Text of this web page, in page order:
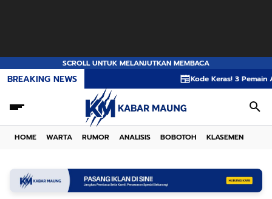
SCROLL UNTUK MELANJUTKAN MEMBACA
BREAKING NEWS Kode Keras! 3 Pemain
HOME WARTA RUMOR ANALISIS BOBOTOH KLASEMEN